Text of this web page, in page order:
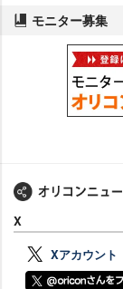
モニター募集
X
Xアカウント